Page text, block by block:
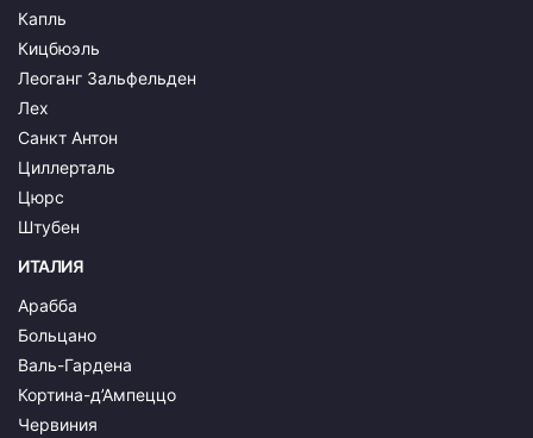
Капль
Кицбюэль
Леоганг Зальфельден
Лех
Санкт Антон
Циллерталь
Цюрс
Штубен
ИТАЛИЯ
Арабба
Больцано
Валь-Гардена
Кортина-д’Ампеццо
Червиния